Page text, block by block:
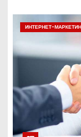
ИНТЕРНЕТ-